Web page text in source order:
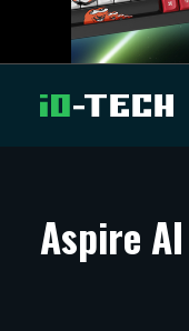
ARTIKKELIT
Aspire AI